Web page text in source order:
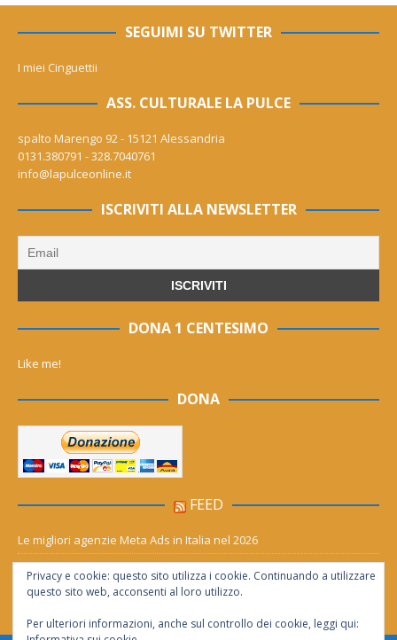
SEGUIMI SU TWITTER
I miei Cinguettii
ASS. CULTURALE LA PULCE
spalto Marengo 92 - 15121 Alessandria
0131.380791 - 328.7040761
info@lapulceonline.it
ISCRIVITI ALLA NEWSLETTER
DONA 1 CENTESIMO
Like me!
DONA
FEED
Le migliori agenzie Meta Ads in Italia nel 2026
Aia Syensqo, il rinnovo divide: stop al cC6O4 dal 2027, ma i comitati
chiedono “zero Pfas subito”
Privacy e cookie: questo sito utilizza i cookie. Continuando a utilizzare
questo sito web, acconsenti al loro utilizzo.
Per ulteriori informazioni, anche sul controllo dei cookie, leggi qui: